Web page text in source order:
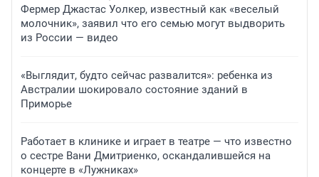
Фермер Джастас Уолкер, известный как «веселый
молочник», заявил что его семью могут выдворить
из России — видео
«Выглядит, будто сейчас развалится»: ребенка из
Австралии шокировало состояние зданий в
Приморье
Работает в клинике и играет в театре — что известно
о сестре Вани Дмитриенко, оскандалившейся на
концерте в «Лужниках»